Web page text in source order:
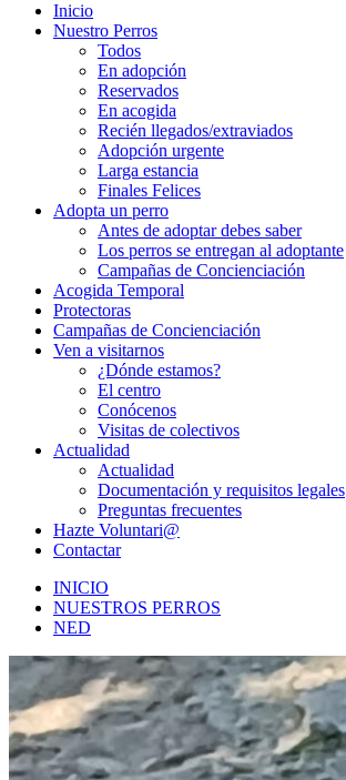
Inicio
Nuestro Perros
Todos
En adopción
Reservados
En acogida
Recién llegados/extraviados
Adopción urgente
Larga estancia
Finales Felices
Adopta un perro
Antes de adoptar debes saber
Los perros se entregan al adoptante
Campañas de Concienciación
Acogida Temporal
Protectoras
Campañas de Concienciación
Ven a visitarnos
¿Dónde estamos?
El centro
Conócenos
Visitas de colectivos
Actualidad
Actualidad
Documentación y requisitos legales
Preguntas frecuentes
Hazte Voluntari@
Contactar
INICIO
NUESTROS PERROS
NED